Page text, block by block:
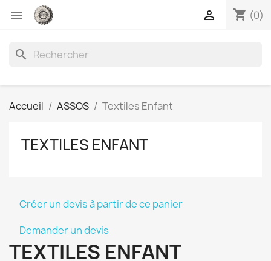
 shopping_cart (0)

search
Accueil ASSOS Textiles Enfant
TEXTILES ENFANT
Créer un devis à partir de ce panier
Demander un devis
TEXTILES ENFANT